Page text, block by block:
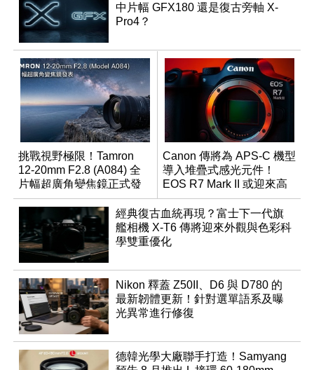
中片幅 GFX180 還是復古旁軸 X-
Pro4？
挑戰視野極限！Tamron
12-20mm F2.8 (A084) 全
片幅超廣角變焦鏡正式發
表
Canon 傳將為 APS-C 機型
導入堆疊式感光元件！
EOS R7 Mark II 或迎來高
速讀出升級
經典復古血統再現？富士下一代旗
艦相機 X-T6 傳將迎來外觀與色彩科
學雙重優化
Nikon 釋蓋 Z50II、D6 與 D780 的
最新韌體更新！針對選單語系及曝
光異常進行修復
德韓光學大廠聯手打造！Samyang